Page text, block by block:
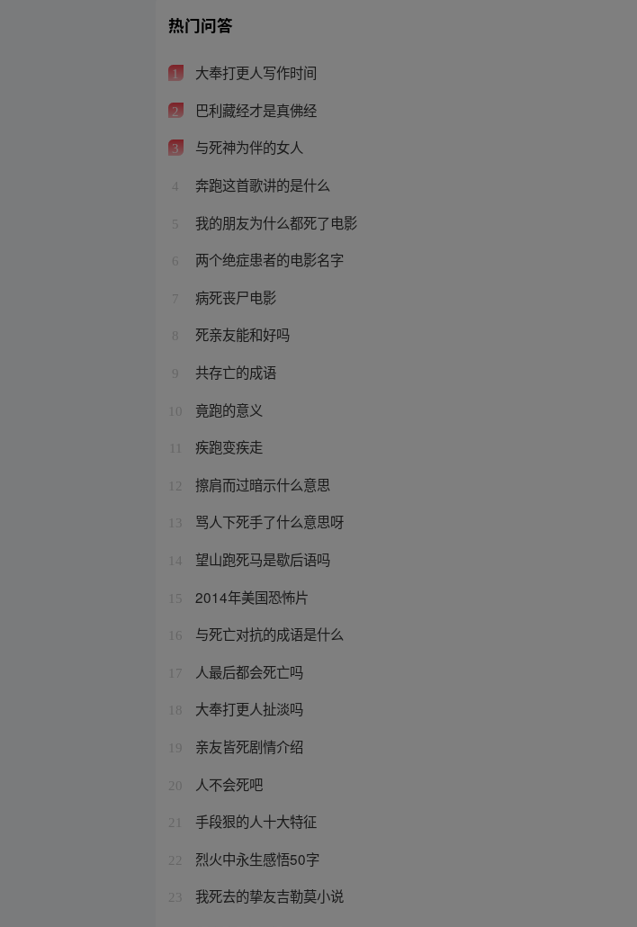
热门问答
1 大奉打更人写作时间
2 巴利藏经才是真佛经
3 与死神为伴的女人
4 奔跑这首歌讲的是什么
5 我的朋友为什么都死了电影
6 两个绝症患者的电影名字
7 病死丧尸电影
8 死亲友能和好吗
9 共存亡的成语
10 竟跑的意义
疾跑变疾走
12 擦肩而过暗示什么意思
13 骂人下死手了什么意思呀
14 望山跑死马是歇后语吗
15 2014年美国恐怖片
16 与死亡对抗的成语是什么
17 人最后都会死亡吗
18 大奉打更人扯淡吗
19 亲友皆死剧情介绍
20 人不会死吧
21 手段狠的人十大特征
22 烈火中永生感悟50字
23 我死去的挚友吉勒莫小说